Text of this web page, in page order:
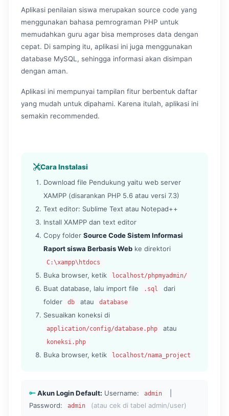
Aplikasi penilaian siswa merupakan source code yang
menggunakan bahasa pemrograman PHP untuk
memudahkan guru agar bisa memproses data dengan
cepat. Di samping itu, aplikasi ini juga menggunakan
database MySQL, sehingga informasi akan disimpan
dengan aman.
Aplikasi ini mempunyai tampilan fitur berbentuk daftar
yang mudah untuk dipahami. Karena itulah, aplikasi ini
semakin recommended.
Cara Instalasi
Download file Pendukung yaitu web server
XAMPP (disarankan PHP 5.6 atau versi 7.3)
Text editor: Sublime Text atau Notepad++
Install XAMPP dan text editor
Copy folder Source Code Sistem Informasi
Raport siswa Berbasis Web ke direktori
C:\xampp\htdocs
Buka browser, ketik localhost/phpmyadmin/
Buat database, lalu import file .sql
dari
folder
db atau database
Sesuaikan koneksi di
application/config/database.php atau
koneksi.php
Buka browser, ketik localhost/nama_project
Akun Login Default: Username: admin
Password:
admin (atau cek di tabel admin/user)